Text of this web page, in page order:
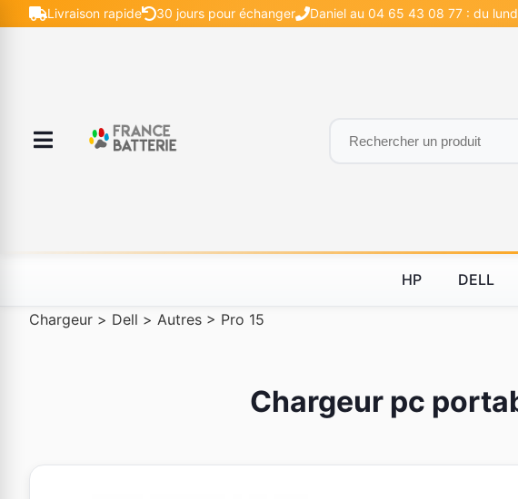
Livraison rapide 30 jours pour échanger Daniel au 04 65 43 08 77 : du
HP DELL
Chargeur > Dell > Autres > Pro 15
Chargeur pc